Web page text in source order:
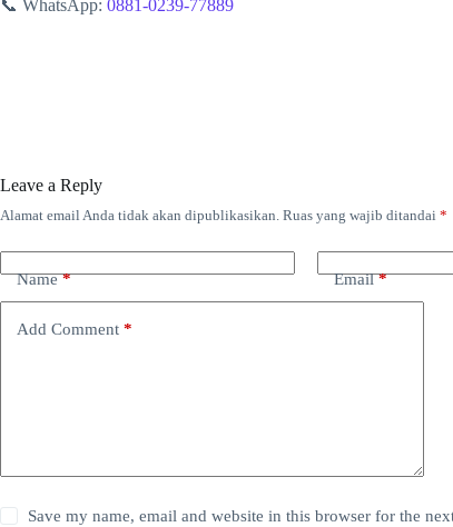
📞 WhatsApp: 0881-0239-77889
Leave a Reply
Alamat email Anda tidak akan dipublikasikan. Ruas yang wajib ditandai *
Name* Email*
Add Comment *
Save my name, email and website in this browser for the